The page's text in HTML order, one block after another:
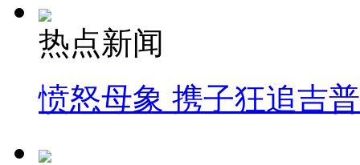
热点新闻
愤怒母象 携子狂追吉